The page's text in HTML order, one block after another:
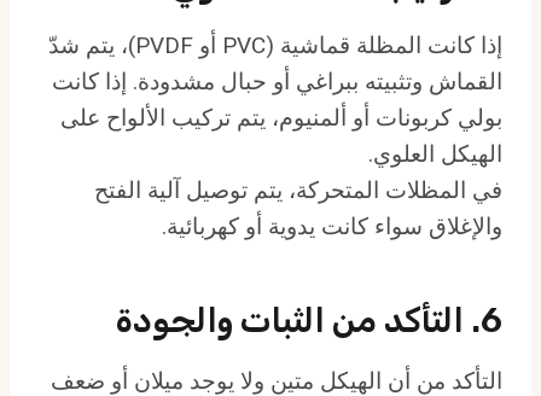
إذا كانت المظلة قماشية (PVC أو PVDF)، يتم شدّ
القماش وتثبيته ببراغي أو حبال مشدودة. إذا كانت
بولي كربونات أو ألمنيوم، يتم تركيب الألواح على
الهيكل العلوي.
في المظلات المتحركة، يتم توصيل آلية الفتح
والإغلاق سواء كانت يدوية أو كهربائية.
6. التأكد من الثبات والجودة
التأكد من أن الهيكل متين ولا يوجد ميلان أو ضعف